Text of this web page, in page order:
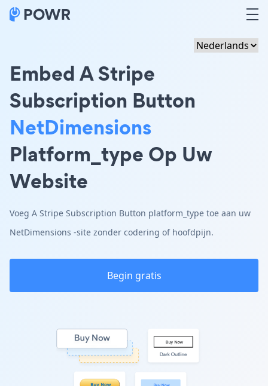
Embed A Stripe
Subscription Button
NetDimensions
Platform_type Op Uw
Website
Voeg A Stripe Subscription Button platform_type toe aan uw
NetDimensions -site zonder codering of hoofdpijn.
Begin gratis